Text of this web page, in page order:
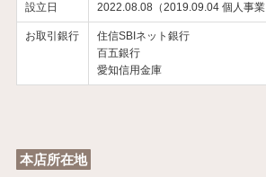
設立日 2022.08.08（2019.09.04 個人事業
お取引銀行
住信SBIネット銀行
百五銀行
愛知信用金庫
本店所在地